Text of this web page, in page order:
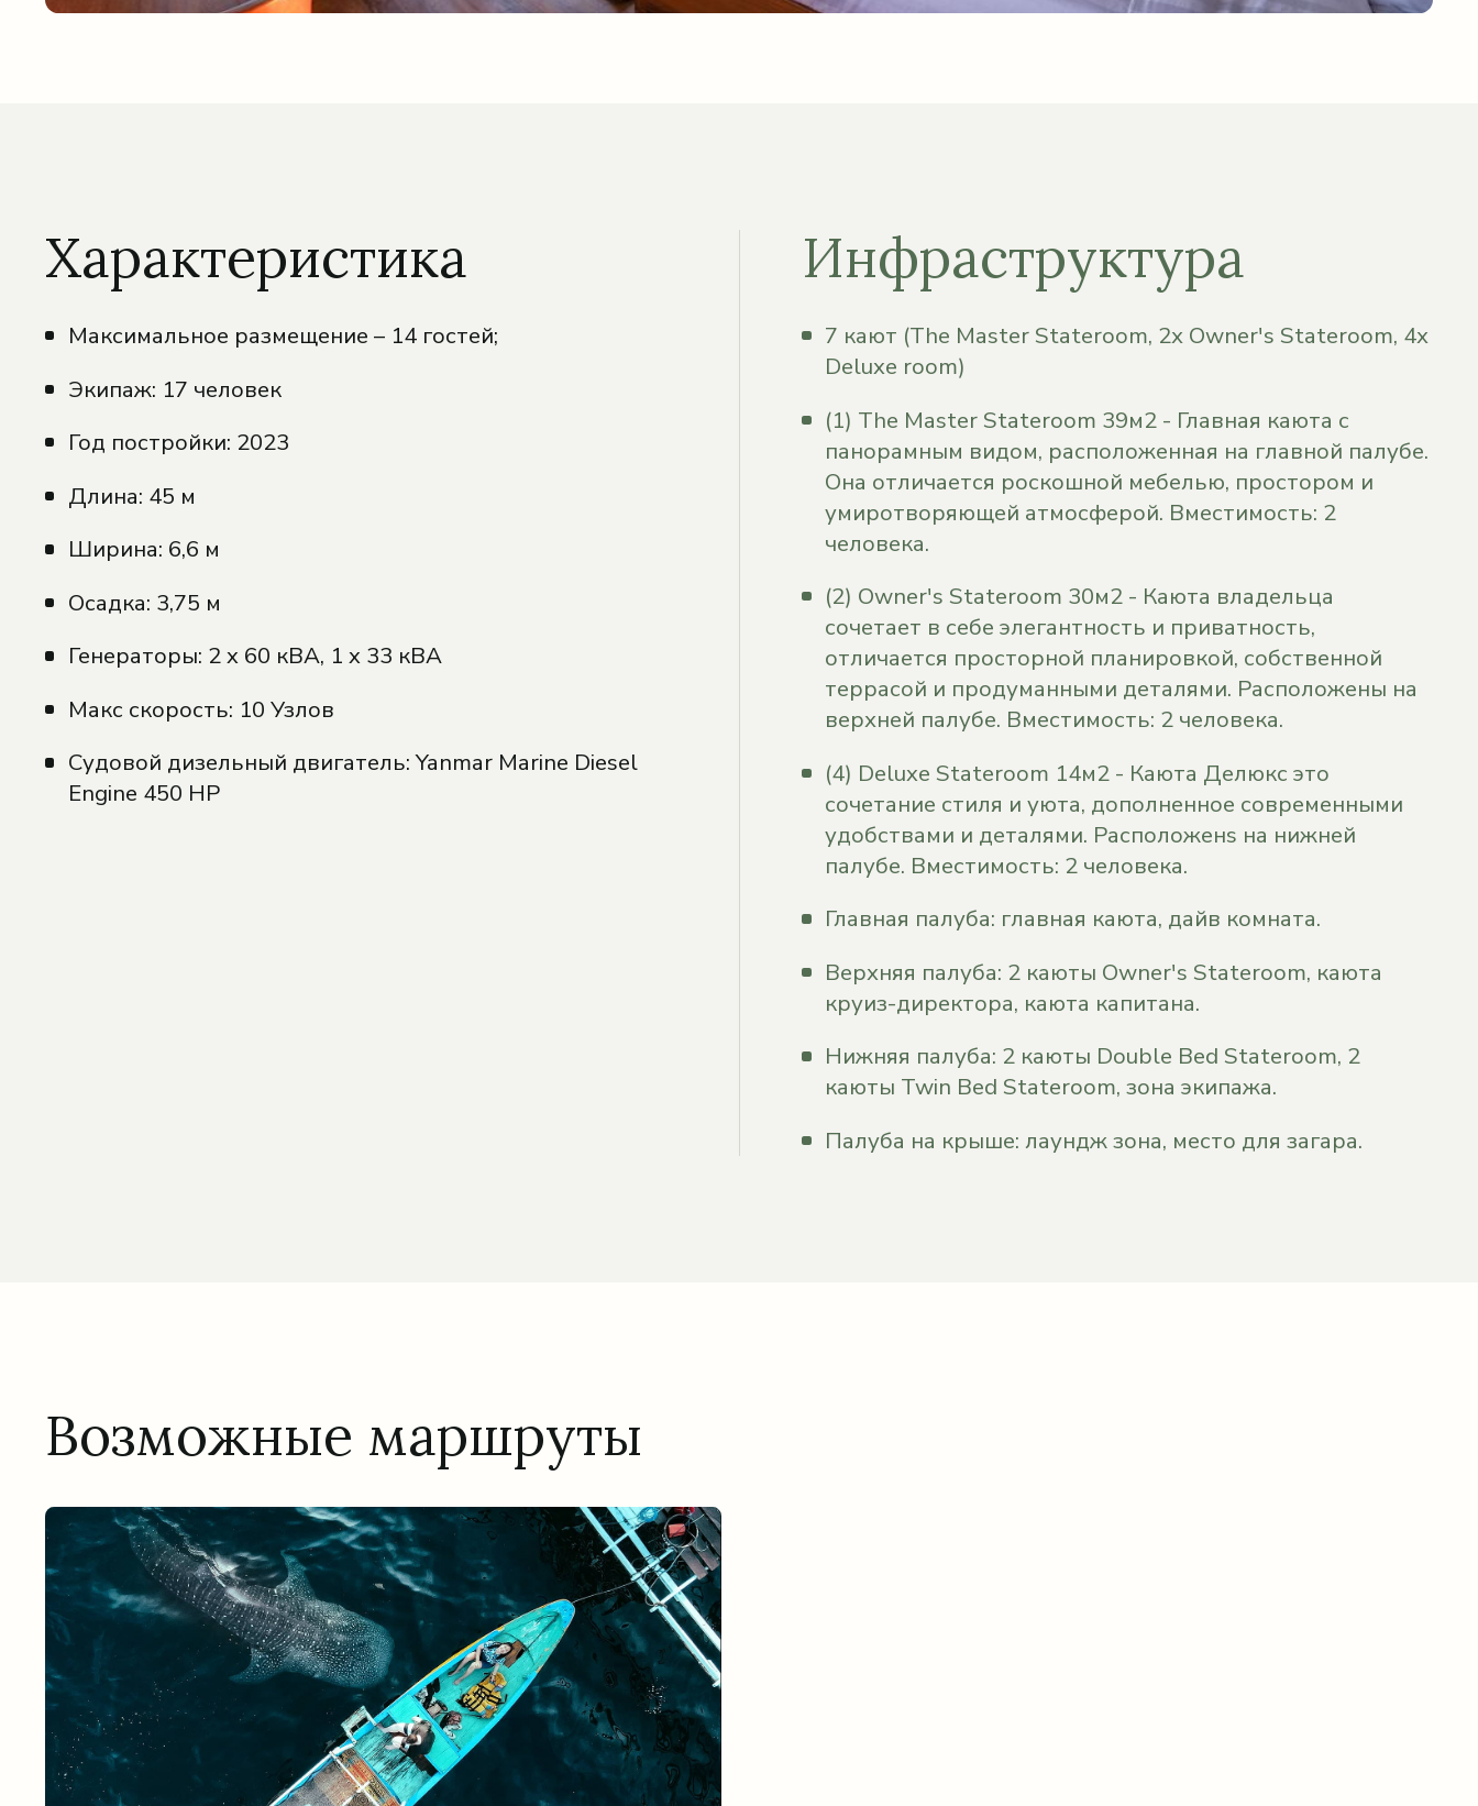
Характеристика
Максимальное размещение – 14 гостей;
Экипаж: 17 человек
Год постройки: 2023
Длина: 45 м
Ширина: 6,6 м
Осадка: 3,75 м
Генераторы: 2 x 60 кВА, 1 x 33 кВА
Макс скорость: 10 Узлов
Судовой дизельный двигатель: Yanmar Marine Diesel
Engine 450 HP
Инфраструктура
7 кают (The Master Stateroom, 2х Owner's Stateroom, 4х
Deluxe room)
(1) The Master Stateroom 39м2 - Главная каюта с
панорамным видом, расположенная на главной палубе.
Она отличается роскошной мебелью, простором и
умиротворяющей атмосферой. Вместимость: 2
человека.
(2) Owner's Stateroom 30м2 - Каюта владельца
сочетает в себе элегантность и приватность,
отличается просторной планировкой, собственной
террасой и продуманными деталями. Расположены на
верхней палубе. Вместимость: 2 человека.
(4) Deluxe Stateroom 14м2 - Каюта Делюкс это
сочетание стиля и уюта, дополненное современными
удобствами и деталями. Расположенs на нижней
палубе. Вместимость: 2 человека.
Главная палуба: главная каюта, дайв комната.
Верхняя палуба: 2 каюты Owner's Stateroom, каюта
круиз-директора, каюта капитана.
Нижняя палуба: 2 каюты Double Bed Stateroom, 2
каюты Twin Bed Stateroom, зона экипажа.
Палуба на крыше: лаундж зона, место для загара.
Возможные маршруты